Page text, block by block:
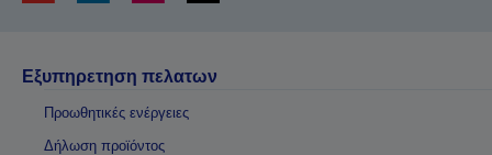
Εξυπηρετηση πελατων
Προωθητικές ενέργειες
Δήλωση προϊόντος